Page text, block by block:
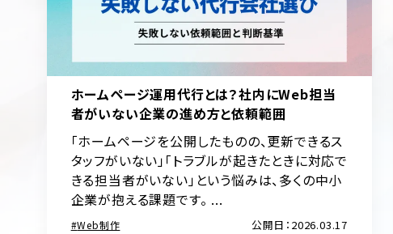
ホームページ運用代行とは？社内にWeb担当
者がいない企業の進め方と依頼範囲
「ホームページを公開したものの、更新できるス
タッフがいない」「トラブルが起きたときに対応で
きる担当者がいない」という悩みは、多くの中小
企業が抱える課題です。 ...
Web制作 公開日：2026.03.17